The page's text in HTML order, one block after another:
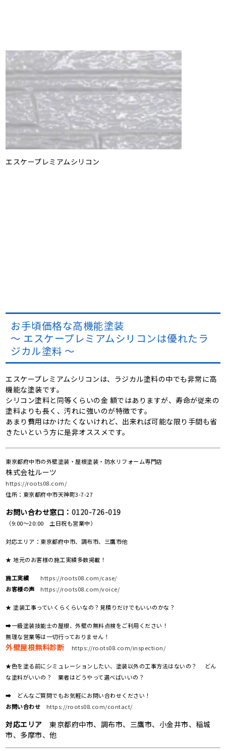
エスケープレミアムシリコン
お手頃価格な高機能塗装
～ エスケープレミアムシリコンは優れたラ
ジカル塗料 ～
エスケープレミアムシリコンは、ラジカル塗料の中でも非常に高
機能な塗装です。
シリコン塗料と同等くらいの金 額ではありますが、寿命が従来の
塗料よりも長く、汚れに強いのが特徴です。
あまり費用はかけたくないけれど、出来れば可能な限り手間も省
きたいという方に是非オススメです。
東京都府中市の外壁塗装・屋根塗装・防水リフォーム専門店
株式会社ルーツ
https://roots08.com/
住所：東京都府中市天神町3-7-27
お問い合わせ窓口： 0120-726-019
（9:00～20:00 土日祝も営業中）
対応エリア：東京都府中市、調布市、三鷹市他
★ 地元のお客様の施工実績多数掲載！
施工実績
https://roots08.com/case/
お客様の声
https://roots08.com/voice/
★ 塗装工事っていくらくらいなの？見積りだけでもいいのかな？
➡一級塗装技能士の屋根、外壁の無料点検をご利用ください！
無理な営業等は一切行っておりません！
外壁屋根無料診断 https://roots08.com/inspection/
★色を塗る前にシミュレーションしたい、塗装以外の工事方法はないの？ どん
な塗料がいいの？ 業者はどうやって選べばいいの？
➡ どんなご質問でもお気軽にお問い合わせください！
お問い合わせ
https://roots08.com/contact/
対応エリア 東京都府中市、調布市、三鷹市、小金井市、稲城
市、多摩市、他